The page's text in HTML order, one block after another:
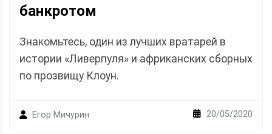
банкротом
Знакомьтесь, один из лучших вратарей в
истории «Ливерпуля» и африканских сборных
по прозвищу Клоун.
Егор Мичурин 20/05/2020